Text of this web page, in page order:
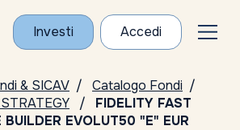
Investi Accedi
& SICAV
Catalogo Fondi
FIDELITY FAST
EVOLUT50 "E" EUR